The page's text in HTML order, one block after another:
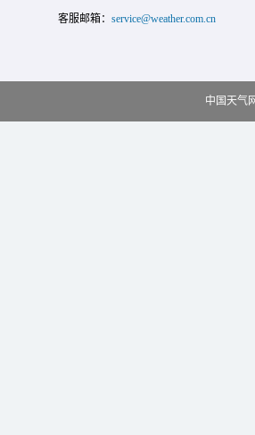
客服邮箱： service@weather.com.cn
中国天气